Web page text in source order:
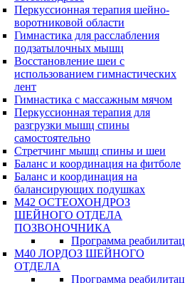
Перкуссионная терапия шейно-
воротниковой области
Гимнастика для расслабления
подзатылочных мышц
Восстановление шеи с
использованием гимнастических
лент
Гимнастика с массажным мячом
Перкуссионная терапия для
разгрузки мышц спины
самостоятельно
Стретчинг мышц спины и шеи
Баланс и координация на фитболе
Баланс и координация на
балансирующих подушках
М42 ОСТЕОХОНДРОЗ
ШЕЙНОГО ОТДЕЛА
ПОЗВОНОЧНИКА
Программа
М40 ЛОРДОЗ ШЕЙНОГО
ОТДЕЛА
Программа